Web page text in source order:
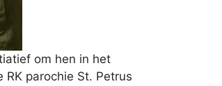
om hen in het
parochie St. Petrus